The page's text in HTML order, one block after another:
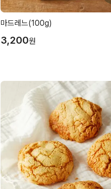
마드레느(100g)
3,200원